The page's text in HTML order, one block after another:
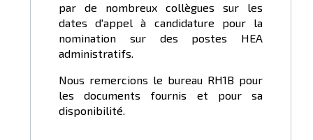
par de nombreux collègues sur les
dates d'appel à candidature pour la
nomination sur des postes HEA
administratifs.
Nous remercions le bureau RH1B pour
les documents fournis et pour sa
disponibilité.